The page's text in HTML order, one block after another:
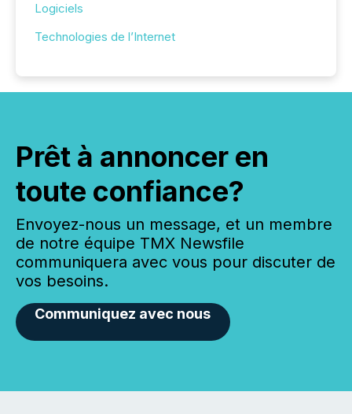
Logiciels
Technologies de l’Internet
Prêt à annoncer en
toute confiance?
Envoyez-nous un message, et un membre
de notre équipe TMX Newsfile
communiquera avec vous pour discuter de
vos besoins.
Communiquez avec nous